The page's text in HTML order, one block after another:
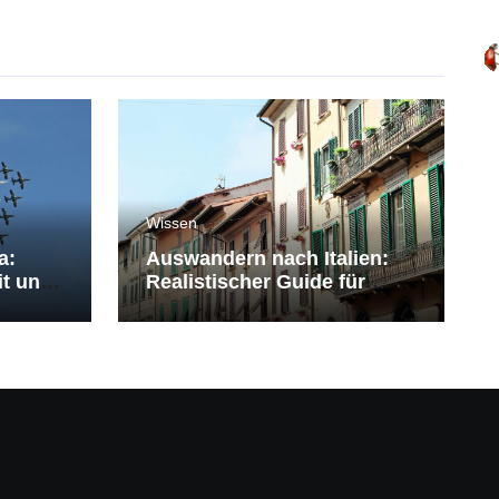
und
Wissen
Auswandern nach Italien:
Realistischer Guide für
Deutsche